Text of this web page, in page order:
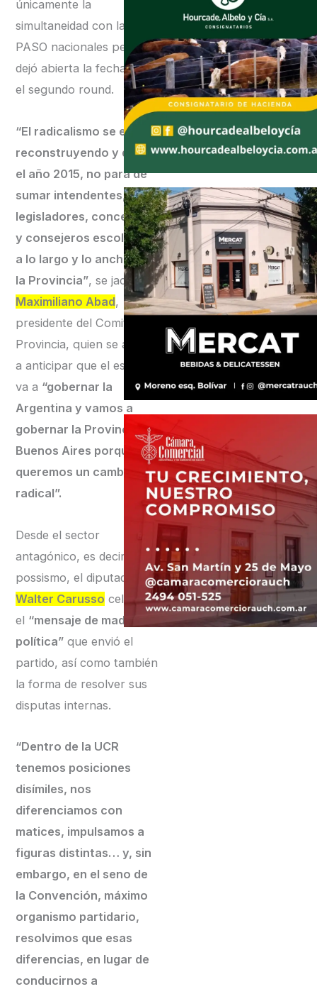
únicamente la
simultaneidad con las
PASO nacionales pero
dejó abierta la fecha para
el segundo round.
“El radicalismo se está
reconstruyendo y desde
el año 2015, no para de
sumar intendentes,
legisladores, concejales
y consejeros escolares
a lo largo y lo ancho de
la Provincia”, se jactó
Maximiliano Abad,
presidente del Comité
Provincia, quien se animó
a anticipar que el espacio
va a “gobernar la
Argentina y vamos a
gobernar la Provincia de
Buenos Aires porque
queremos un cambio
radical”.
Desde el sector
antagónico, es decir el
possismo, el diputado
Walter Carusso celebró
el “mensaje de madurez
política” que envió el
partido, así como también
la forma de resolver sus
disputas internas.
“Dentro de la UCR
tenemos posiciones
disímiles, nos
diferenciamos con
matices, impulsamos a
figuras distintas… y, sin
embargo, en el seno de
la Convención, máximo
organismo partidario,
resolvimos que esas
diferencias, en lugar de
conducirnos a